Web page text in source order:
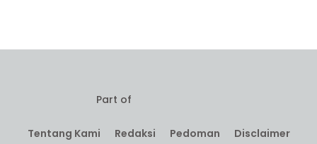
Part of
Tentang Kami Redaksi Pedoman
Disclaimer